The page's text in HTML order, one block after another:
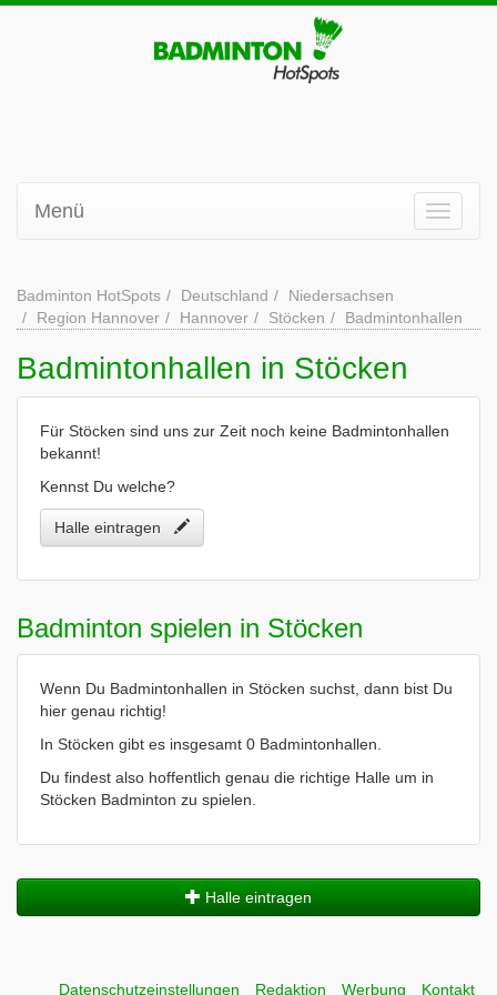
Menü
Badminton HotSpots Deutschland
Niedersachsen
Region Hannover
Hannover Stöcken Badmintonhallen
Badmintonhallen in Stöcken
Für Stöcken sind uns zur Zeit noch keine Badmintonhallen
bekannt!
Kennst Du welche?
Halle eintragen
Badminton spielen in Stöcken
Wenn Du Badmintonhallen in Stöcken suchst, dann bist Du
hier genau richtig!
In Stöcken gibt es insgesamt 0 Badmintonhallen.
Du findest also hoffentlich genau die richtige Halle um in
Stöcken Badminton zu spielen.
Halle eintragen
Datenschutzeinstellungen Redaktion Werbung Kontakt